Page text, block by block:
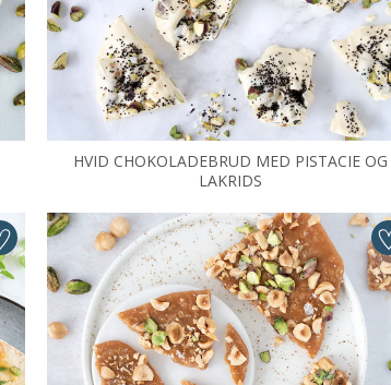
HVID CHOKOLADEBRUD MED PISTACIE OG
LAKRIDS